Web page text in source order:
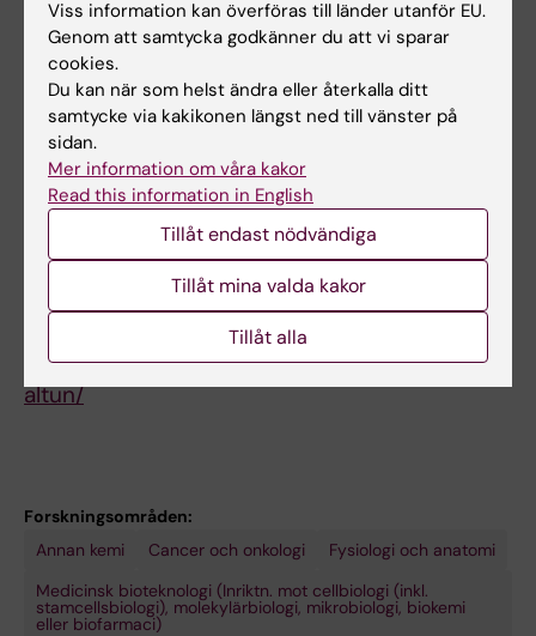
cellulära protein-ligand interaktioner. Denna
forskning leds av min kollega Nicholas Valerie
(staff.ki.se/people/nicval). Dr. Altun är
Vetenskaplig Platforms direktör vid Science
for Life Laboratory (SciLifeLab) i Stockholm,
en stor knutpunkt för Sveriges nationella
biomedicinska infrastrukturer.
https://www.scilifelab.se/researchers/mikael-
altun/
https://www.scilifelab.se/researchers/mikael-
altun/
Forskningsområden:
Annan kemi
Cancer och onkologi
Fysiologi och anatomi
Medicinsk bioteknologi (Inriktn. mot cellbiologi (inkl.
stamcellsbiologi), molekylärbiologi, mikrobiologi, biokemi
eller biofarmaci)
Viss information kan överföras till länder utanför EU.
Genom att samtycka godkänner du att vi sparar
cookies.
Du kan när som helst ändra eller återkalla ditt
samtycke via kakikonen längst ned till vänster på
sidan.
Mer information om våra kakor
Read this information in English
Tillåt endast nödvändiga
Tillåt mina valda kakor
Tillåt alla